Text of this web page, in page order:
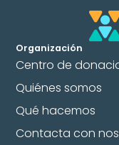
Organización
Centro de
Quiénes somos
Qué hacemos
Contacta con